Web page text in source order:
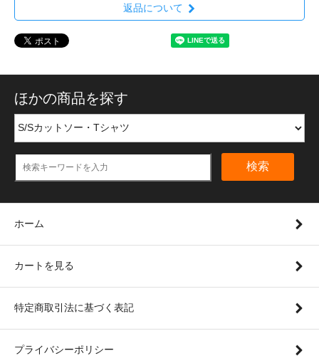
返品について
ほかの商品を探す
検索
ホーム
カートを見る
特定商取引法に基づく表記
プライバシーポリシー